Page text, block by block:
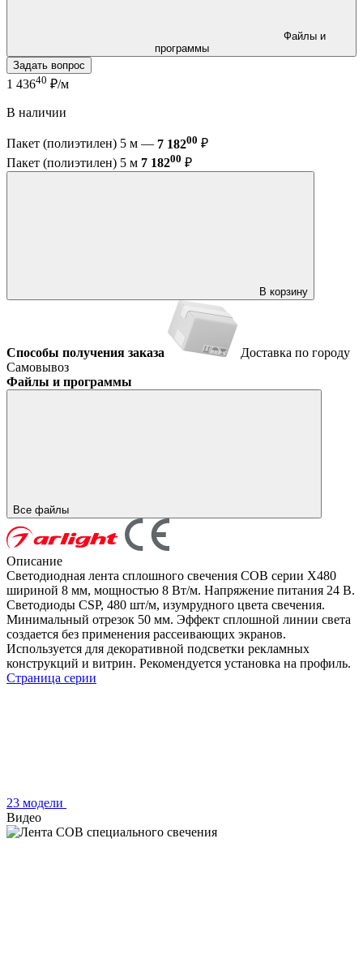
программы
Задать вопрос
1 43640 ₽/м
В наличии
Пакет (полиэтилен) 5 м — 7 18200 ₽
Пакет (полиэтилен) 5 м 7 18200 ₽
В корзину
Способы получения заказа
Доставка по городу
Самовывоз
Файлы и программы
Все файлы
Описание
Светодиодная лента сплошного свечения COB серии X480
шириной 8 мм, мощностью 8 Вт/м. Напряжение питания 24 В.
Светодиоды CSP, 480 шт/м, изумрудного цвета свечения.
Минимальный отрезок 50 мм. Эффект сплошной линии света
создается без применения рассеивающих экранов.
Используется для декоративной подсветки рекламных
конструкций и витрин. Рекомендуется установка на профиль.
Страница серии
23 модели
Видео